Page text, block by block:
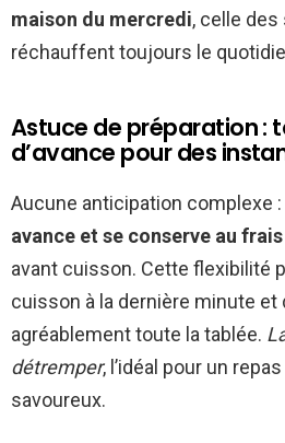
maison du mercredi, celle
réchauffent toujours le
Astuce de préparation :
d’avance pour des
Aucune anticipation complexe
avance et se conserve au frais
avant cuisson. Cette flexibilité
cuisson à la dernière minute et
agréablement toute la tablée.
détremper, l’idéal pour un
savoureux.